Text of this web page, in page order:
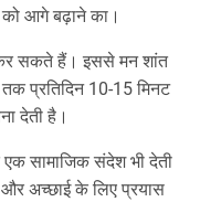
को आगे बढ़ाने का।
कर सकते हैं। इससे मन शांत
प्रतिदिन 10‑15 मिनट
देती है।
एक सामाजिक संदेश भी देती
अच्छाई के लिए प्रयास